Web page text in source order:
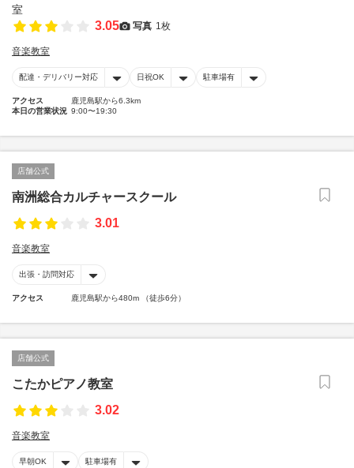
3.05 写真 1枚
音楽教室
配達・デリバリー対応 日祝OK 駐車場有
アクセス
鹿児島駅から6.3km
本日の営業状況 9:00〜19:30
店舗公式
南洲総合カルチャースクール
3.01
音楽教室
出張・訪問対応
アクセス 鹿児島駅から480m （徒歩6分）
店舗公式
こたかピアノ教室
3.02
音楽教室
早朝OK 駐車場有